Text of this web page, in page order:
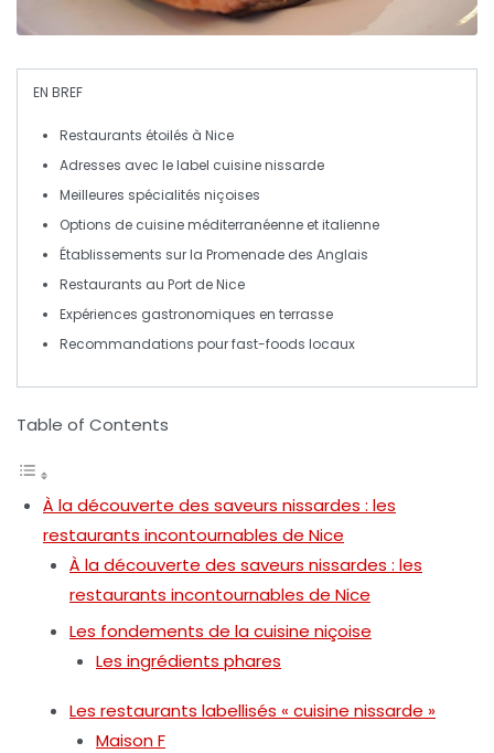
EN BREF
Restaurants étoilés à Nice
Adresses avec le label cuisine nissarde
Meilleures spécialités niçoises
Options de cuisine méditerranéenne et italienne
Établissements sur la Promenade des Anglais
Restaurants au Port de Nice
Expériences gastronomiques en terrasse
Recommandations pourfast-foods locaux
Table of Contents
À la découverte des saveurs nissardes : les
restaurants incontournables de Nice
À la découverte des saveurs nissardes : les
restaurants incontournables de Nice
Les fondements de la cuisine niçoise
Les ingrédients phares
Les restaurants labellisés « cuisine nissarde »
Maison F